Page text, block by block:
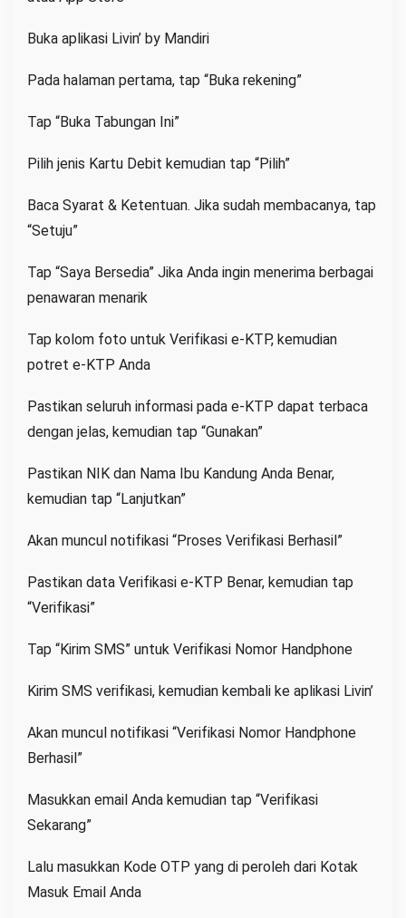
Buka aplikasi Livin’ by Mandiri
Pada halaman pertama, tap “Buka rekening”
Tap “Buka Tabungan Ini”
Pilih jenis Kartu Debit kemudian tap “Pilih”
Baca Syarat & Ketentuan. Jika sudah membacanya, tap
“Setuju”
Tap “Saya Bersedia” Jika Anda ingin menerima berbagai
penawaran menarik
Tap kolom foto untuk Verifikasi e-KTP, kemudian
potret e-KTP Anda
Pastikan seluruh informasi pada e-KTP dapat terbaca
dengan jelas, kemudian tap “Gunakan”
Pastikan NIK dan Nama Ibu Kandung Anda Benar,
kemudian tap “Lanjutkan”
Akan muncul notifikasi “Proses Verifikasi Berhasil”
Pastikan data Verifikasi e-KTP Benar, kemudian tap
“Verifikasi”
Tap “Kirim SMS” untuk Verifikasi Nomor Handphone
Kirim SMS verifikasi, kemudian kembali ke aplikasi Livin’
Akan muncul notifikasi “Verifikasi Nomor Handphone
Berhasil”
Masukkan email Anda kemudian tap “Verifikasi
Sekarang”
Lalu masukkan Kode OTP yang di peroleh dari Kotak
Masuk Email Anda